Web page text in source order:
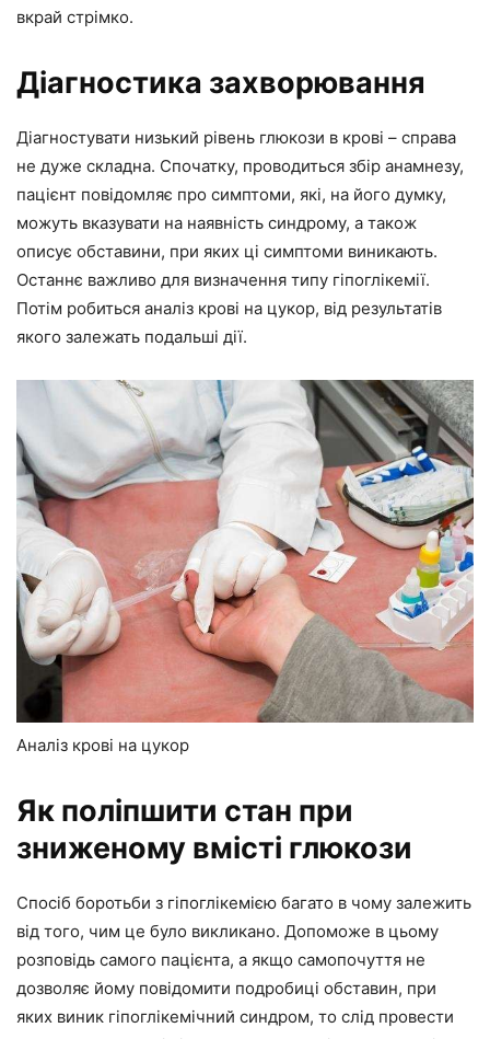
вкрай стрімко.
Діагностика захворювання
Діагностувати низький рівень глюкози в крові – справа
не дуже складна. Спочатку, проводиться збір анамнезу,
пацієнт повідомляє про симптоми, які, на його думку,
можуть вказувати на наявність синдрому, а також
описує обставини, при яких ці симптоми виникають.
Останнє важливо для визначення типу гіпоглікемії.
Потім робиться аналіз крові на цукор, від результатів
якого залежать подальші дії.
Аналіз крові на цукор
Як поліпшити стан при
зниженому вмісті глюкози
Спосіб боротьби з гіпоглікемією багато в чому залежить
від того, чим це було викликано. Допоможе в цьому
розповідь самого пацієнта, а якщо самопочуття не
дозволяє йому повідомити подробиці обставин, при
яких виник гіпоглікемічний синдром, то слід провести